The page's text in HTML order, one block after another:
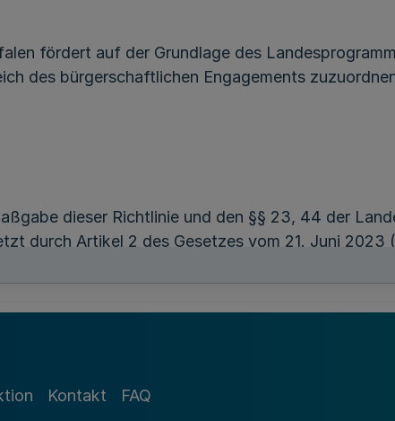
fördert auf der Grundlage des
des bürgerschaftlichen Engagements
dieser Richtlinie und den §§ 23, 44 der
durch Artikel 2 des Gesetzes vom 21. Juni 2023 (
des Landesprogramms „2 000 x 1 000 Euro
Land Nordrhein-Westfalen mit den Kreisen,
lassen. Ein Anspruch auf Gewährung einer
Kontakt FAQ